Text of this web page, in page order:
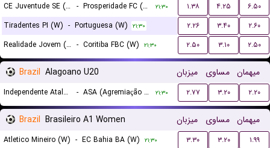
CE Juventude SE (W) - Prosperidade FC (W) ۲۱:۳۰ ۱.۳۸ ۴.۲۵
۶.۵۰
Tiradentes PI (W) - Portuguesa (W) ۲۱:۳۰ ۲.۲۶ ۳.۴۰
۲.۶۰
Realidade Jovem (W) - Coritiba FBC (W) ۲۱:۳۰ ۲.۵۰ ۳.۱۰ ۲.۵۰
Brazil Alagoano U20 میزبان مساوی میهمان
Independente Atalaia U20 - ASA (Agremiação Sportiva Arapiraquense) U20 ۲۱:۳۰ ۲.۷۷ ۳.۲۰ ۲.۲۰
Brazil Brasileiro A1 Women میزبان مساوی میهمان
Atletico Mineiro (W) - EC Bahia BA (W) ۲۱:۳۰ ۳.۳۰ ۳.۲۰ ۱.۹۹